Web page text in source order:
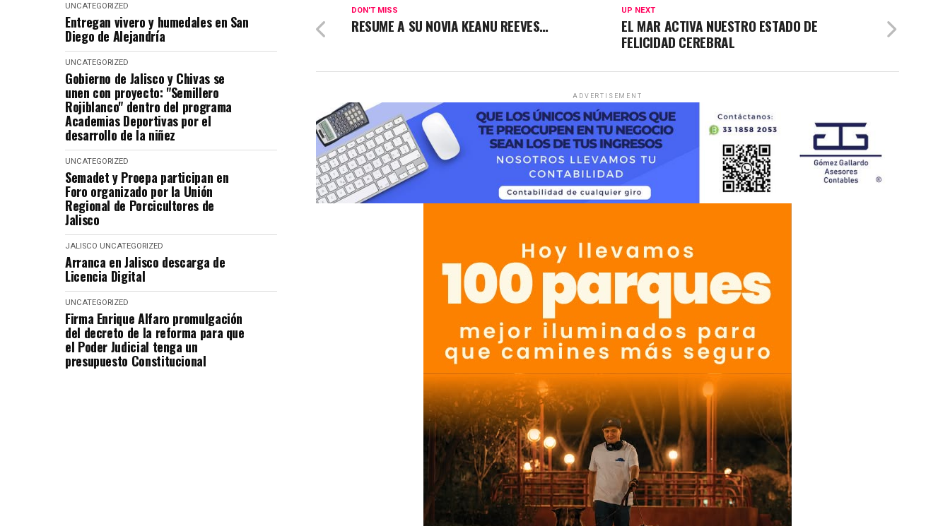
UNCATEGORIZED
Entregan vivero y humedales en San
Diego de Alejandría
UNCATEGORIZED
Gobierno de Jalisco y Chivas se
unen con proyecto: "Semillero
Rojiblanco" dentro del programa
Academias Deportivas por el
desarrollo de la niñez
UNCATEGORIZED
Semadet y Proepa participan en
Foro organizado por la Unión
Regional de Porcicultores de
Jalisco
JALISCO UNCATEGORIZED
Arranca en Jalisco descarga de
Licencia Digital
UNCATEGORIZED
Firma Enrique Alfaro promulgación
del decreto de la reforma para que
el Poder Judicial tenga un
presupuesto Constitucional
UP NEXT
EL MAR ACTIVA NUESTRO ESTADO DE
FELICIDAD CEREBRAL
DON'T MISS
RESUME A SU NOVIA KEANU REEVES…
ADVERTISEMENT